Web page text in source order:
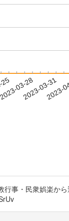
03-28
2023-03-31
2023-
事・民衆娯楽か